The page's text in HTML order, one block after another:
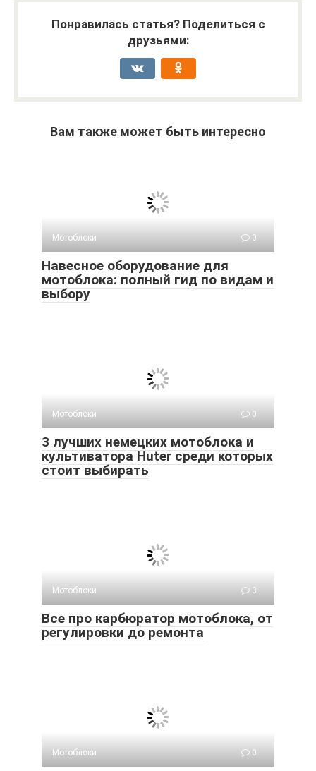
Понравилась статья? Поделиться с
друзьями:
Вам также может быть интересно
Мотоблоки 0
Навесное оборудование для
мотоблока: полный гид по видам и
выбору
Мотоблоки 0
3 лучших немецких мотоблока и
культиватора Huter среди которых
стоит выбирать
Мотоблоки 3
Все про карбюратор мотоблока, от
регулировки до ремонта
Мотоблоки 0